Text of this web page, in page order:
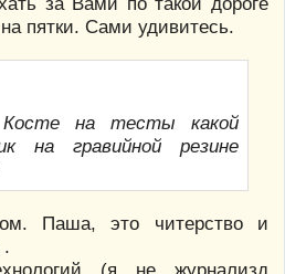
пятки. Сами удивитесь.
на тесты какой
на гравийной резине
Паша, это читерство и
.